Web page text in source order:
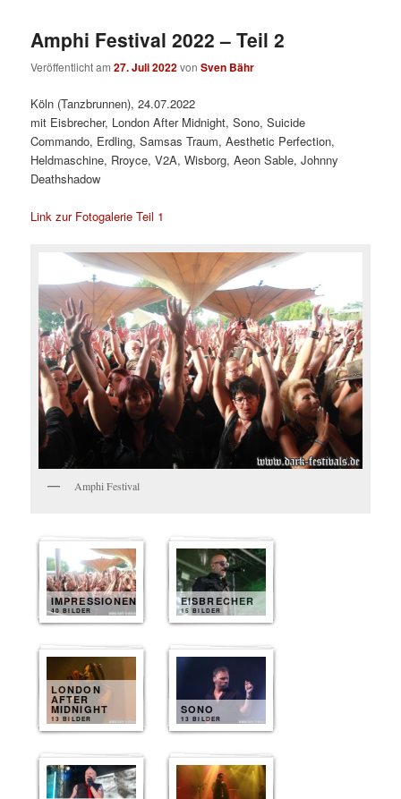
Amphi Festival 2022 – Teil 2
Veröffentlicht am27. Juli 2022vonSven Bähr
Köln (Tanzbrunnen), 24.07.2022
mit Eisbrecher, London After Midnight, Sono, Suicide
Commando, Erdling, Samsas Traum, Aesthetic Perfection,
Heldmaschine, Rroyce, V2A, Wisborg, Aeon Sable, Johnny
Deathshadow
Link zur Fotogalerie Teil 1
Amphi Festival
IMPRESSIONEN
40 BILDER
EISBRECHER
15 BILDER
LONDON
AFTER
MIDNIGHT
13 BILDER
SONO
13 BILDER